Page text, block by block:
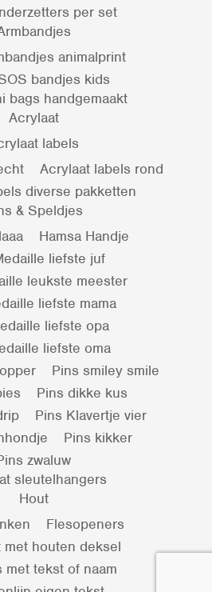
per set
animalprint
bandjes kids
bags handgemaakt
Acrylaat
labels
Acrylaat labels rond
diverse pakketten
& Speldjes
Hamsa Handje
liefste juf
leukste meester
liefste mama
liefste opa
liefste oma
Pins smiley smile
Pins dikke kus
Pins Klavertje vier
Pins kikker
zwaluw
sleutelhangers
Hout
Flesopeners
met houten deksel
met tekst of naam